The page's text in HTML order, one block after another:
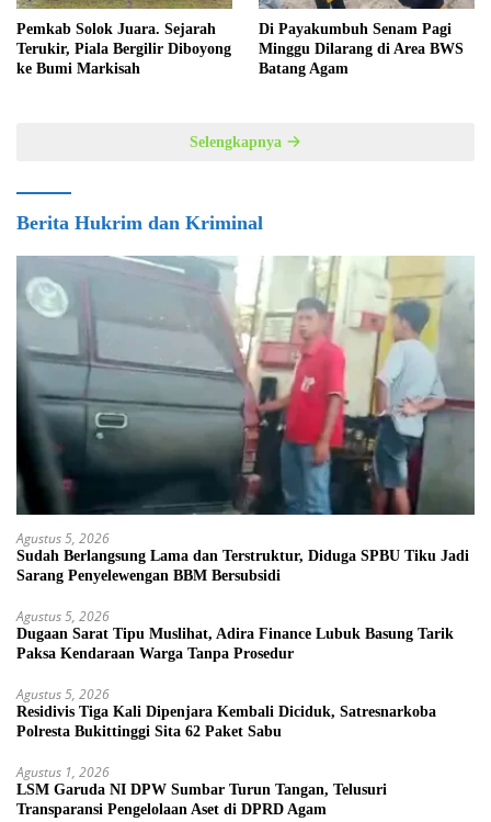
Pemkab Solok Juara. Sejarah
Terukir, Piala Bergilir Diboyong
ke Bumi Markisah
Di Payakumbuh Senam Pagi
Minggu Dilarang di Area BWS
Batang Agam
Selengkapnya
Berita Hukrim dan Kriminal
Agustus 5, 2026
Sudah Berlangsung Lama dan Terstruktur, Diduga SPBU Tiku Jadi
Sarang Penyelewengan BBM Bersubsidi
Agustus 5, 2026
Dugaan Sarat Tipu Muslihat, Adira Finance Lubuk Basung Tarik
Paksa Kendaraan Warga Tanpa Prosedur
Agustus 5, 2026
Residivis Tiga Kali Dipenjara Kembali Diciduk, Satresnarkoba
Polresta Bukittinggi Sita 62 Paket Sabu
Agustus 1, 2026
LSM Garuda NI DPW Sumbar Turun Tangan, Telusuri
Transparansi Pengelolaan Aset di DPRD Agam